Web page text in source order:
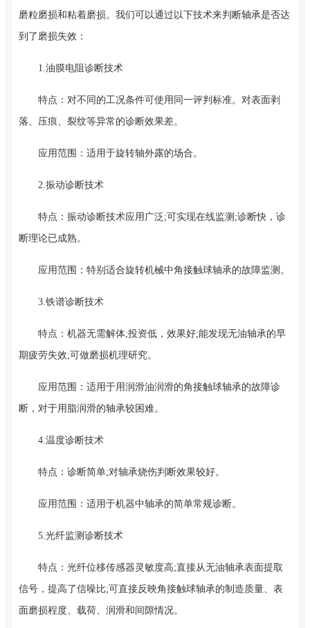
磨粒磨损和粘着磨损。我们可以通过以下技术来判断轴承是否达
到了磨损失效：
1.油膜电阻诊断技术
特点：对不同的工况条件可使用同一评判标准。对表面剥
落、压痕、裂纹等异常的诊断效果差。
应用范围：适用于旋转轴外露的场合。
2.振动诊断技术
特点：振动诊断技术应用广泛;可实现在线监测;诊断快，诊
断理论已成熟。
应用范围：特别适合旋转机械中角接触球轴承的故障监测。
3.铁谱诊断技术
特点：机器无需解体;投资低，效果好;能发现无油轴承的早
期疲劳失效;可做磨损机理研究。
应用范围：适用于用润滑油润滑的角接触球轴承的故障诊
断，对于用脂润滑的轴承较困难。
4.温度诊断技术
特点：诊断简单;对轴承烧伤判断效果较好。
应用范围：适用于机器中轴承的简单常规诊断。
5.光纤监测诊断技术
特点：光纤位移传感器灵敏度高;直接从无油轴承表面提取
信号，提高了信噪比;可直接反映角接触球轴承的制造质量、表
面磨损程度、载荷、润滑和间隙情况。